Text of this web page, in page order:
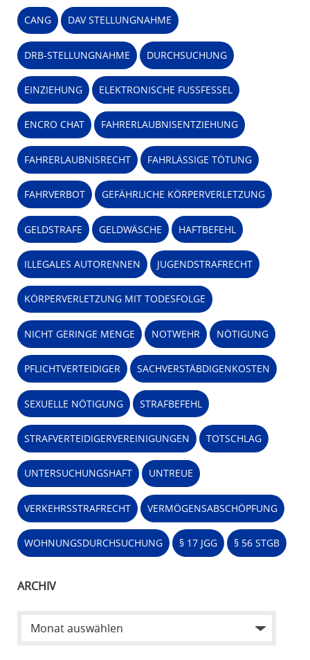
CANG DAV STELLUNGNAHME
DRB-STELLUNGNAHME DURCHSUCHUNG
EINZIEHUNG ELEKTRONISCHE FUSSFESSEL
ENCRO CHAT FAHRERLAUBNISENTZIEHUNG
FAHRERLAUBNISRECHT FAHRLÄSSIGE TÖTUNG
FAHRVERBOT GEFÄHRLICHE KÖRPERVERLETZUNG
GELDSTRAFE GELDWÄSCHE HAFTBEFEHL
ILLEGALES AUTORENNEN JUGENDSTRAFRECHT
KÖRPERVERLETZUNG MIT TODESFOLGE
NICHT GERINGE MENGE NOTWEHR NÖTIGUNG
PFLICHTVERTEIDIGER SACHVERSTÄBDIGENKOSTEN
SEXUELLE NÖTIGUNG STRAFBEFEHL
STRAFVERTEIDIGERVEREINIGUNGEN TOTSCHLAG
UNTERSUCHUNGSHAFT UNTREUE
VERKEHRSSTRAFRECHT VERMÖGENSABSCHÖPFUNG
WOHNUNGSDURCHSUCHUNG § 17 JGG § 56 STGB
ARCHIV